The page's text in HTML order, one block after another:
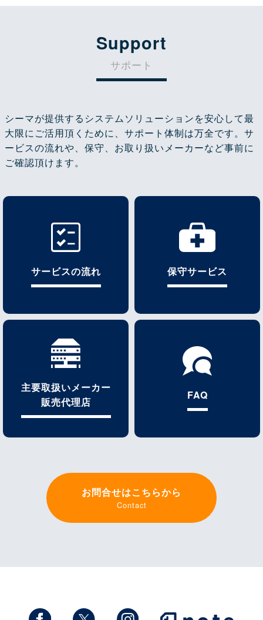
Support
サポート
シーマが提供するシステムソリューションを安心して最
大限にご活用頂くために、サポート体制は万全です。サ
ービスの流れや、保守、お取り扱いメーカーなど事前に
ご確認頂けます。
サービスの流れ 保守サービス
主要取扱いメーカー
販売代理店
FAQ
お問合せはこちらから
Contact